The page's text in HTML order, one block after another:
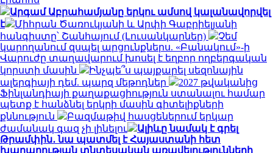
Արգամ Աբրահամյանը երկու ամսով կալանավորվել
է
Միհրան Ծառուկյանի և Արփի Գաբրիելյանի
հանգիստը՝ Շանհայում (Լուսանկարներ)
Չեմ
կարողանում զսպել արցունքներս. «Բանակում»-ի
Վարուժը տաղավարում խոսել է եղբոր ողբերգական
կորստի մասին
Ինչպե՞ս պայքարել սեզոնային
ալերգիայի դեմ. պարզ մեթոդներ
2027 թվականից
Ֆինլանդիայի քաղաքացիություն ստանալու համար
պետք է հանձնել երկրի մասին գիտելիքների
քննություն
Բազմաթիվ հասցեներում երկար
ժամանակ գազ չի լինելու
Ալիևը նամակ է գրել
Թրամփին․ նա պատմել է Հայաստանի հետ
խաղաղության տնտեսական առավելությունների